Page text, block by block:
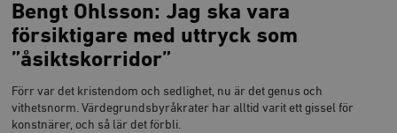
Bengt Ohlsson: Jag ska vara
försiktigare med uttryck som
”åsiktskorridor”
Förr var det kristendom och sedlighet, nu är det genus och
vithetsnorm. Värdegrundsbyråkrater har alltid varit ett gissel för
konstnärer, och så lär det förbli.